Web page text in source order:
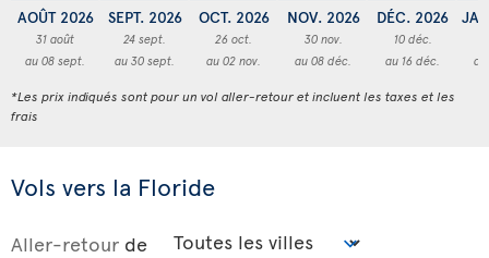
AOÛT 2026
31 août
au 08 sept.
SEPT. 2026
24 sept.
au 30 sept.
OCT. 2026
26 oct.
au 02 nov.
NOV. 2026
30 nov.
au 08 déc.
DÉC. 2026
10 déc.
au 16 déc.
*Les prix indiqués sont pour un vol aller-retour et incluent les taxes et les
frais
Vols vers la Floride
Aller-retour de